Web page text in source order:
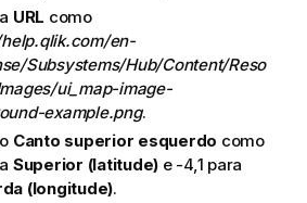
URL como
en-
Subsystems/Hub/Content/Reso
ui_map-image-
example.png.
Canto superior esquerdo como
Superior (latitude) e -4,1 para
(longitude).